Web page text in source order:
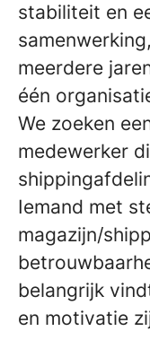
stabiliteit en
meerdere
één
We zoeken
medewerker
Iemand met
magazijn/
belangrijk
en motivatie